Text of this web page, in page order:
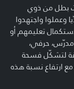
بطل من ذوي
وعملوا واجتهدوا
تعليمهم أو
حرفي،
لتشكّل فسحة
مع ارتفاع نسبة هذه